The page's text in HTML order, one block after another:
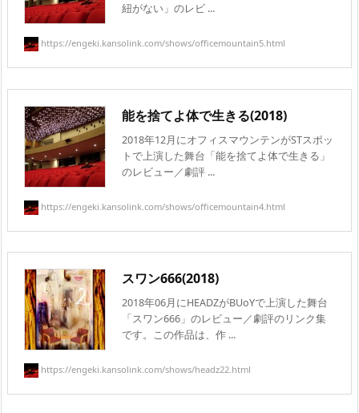
紐がない」のレビ ...
https://engeki.kansolink.com/shows/officemountain5.html
能を捨てよ体で生きる(2018)
2018年12月にオフィスマウンテンがSTスポッ
トで上演した舞台「能を捨てよ体で生きる」
のレビュー／劇評 ...
https://engeki.kansolink.com/shows/officemountain4.html
スワン666(2018)
2018年06月にHEADZがBUoYで上演した舞台
「スワン666」のレビュー／劇評のリンク集
です。この作品は、作 ...
https://engeki.kansolink.com/shows/headz22.html